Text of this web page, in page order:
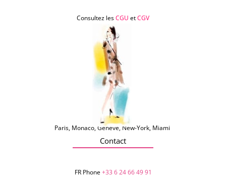
Consultez lesCGU etCGV
Paris, Monaco, Genève, New-York, Miami
Contact
FR Phone+33 6 24 66 49 91